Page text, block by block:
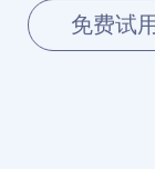
免费试